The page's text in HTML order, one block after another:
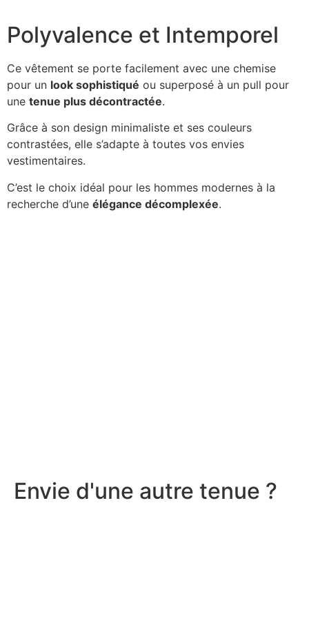
Polyvalence et Intemporel
Ce vêtement se porte facilement avec une chemise
pour un look sophistiqué ou superposé à un pull pour
une tenue plus décontractée.
Grâce à son design minimaliste et ses couleurs
contrastées, elle s’adapte à toutes vos envies
vestimentaires.
C’est le choix idéal pour les hommes modernes à la
recherche d’une élégance décomplexée.
Envie d'une autre tenue ?